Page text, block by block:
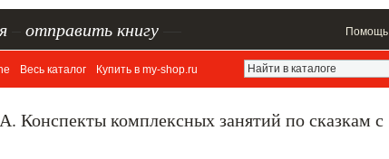
отправить книгу Помощь
Весь каталог Купить в my-shop.ru
комплексных занятий по сказкам с